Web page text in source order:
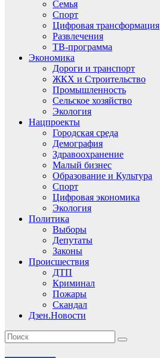
Семья
Спорт
Цифровая трансформация
Развлечения
ТВ-программа
Экономика
Дороги и транспорт
ЖКХ и Строительство
Промышленность
Сельское хозяйство
Экология
Нацпроекты
Городская среда
Демография
Здравоохранение
Малый бизнес
Образование и Культура
Спорт
Цифровая экономика
Экология
Политика
Выборы
Депутаты
Законы
Происшествия
ДТП
Криминал
Пожары
Скандал
Дзен.Новости